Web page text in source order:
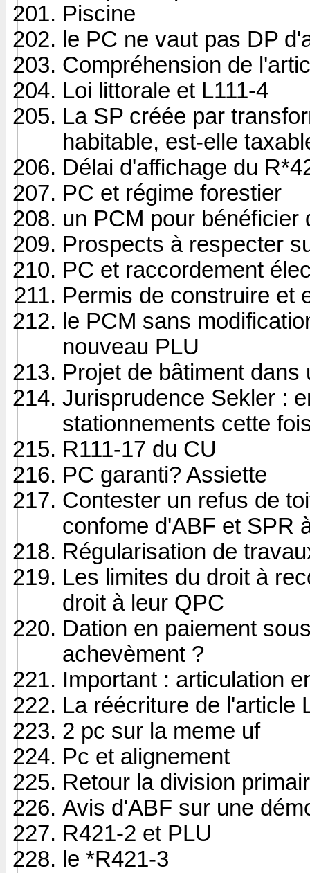
Piscine
le PC ne vaut pas DP
Compréhension de
Loi littorale et L111-4
La SP créée par
habitable, est-elle
Délai d'affichage du
PC et régime forestier
un PCM pour
Prospects à respecter
PC et raccordement
Permis de construire et
le PCM sans
nouveau PLU
Projet de bâtiment
Jurisprudence Sekler :
stationnements cette
R111-17 du CU
PC garanti? Assiette
Contester un refus de
confome d'ABF et SPR
Régularisation de
Les limites du droit à
droit à leur QPC
Dation en paiement
achevèment ?
Important : articulation
La réécriture de l'article
2 pc sur la meme uf
Pc et alignement
Retour la division
Avis d'ABF sur une
R421-2 et PLU
le *R421-3